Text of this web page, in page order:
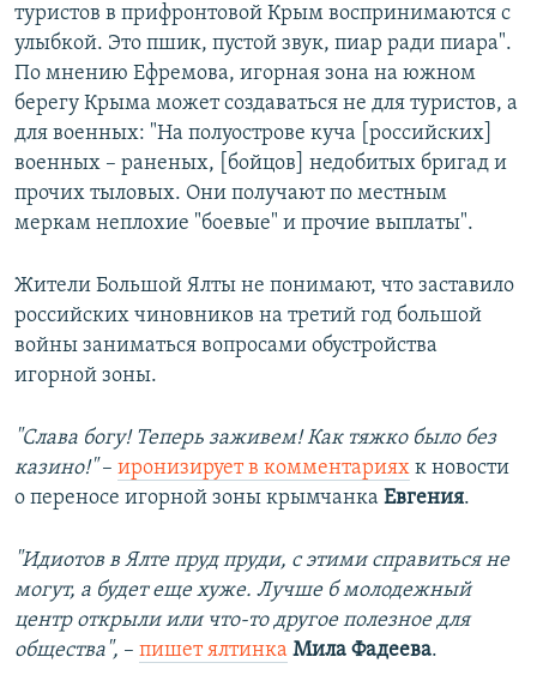
туристов в прифронтовой Крым воспринимаются с
улыбкой. Это пшик, пустой звук, пиар ради пиара".
По мнению Ефремова, игорная зона на южном
берегу Крыма может создаваться не для туристов, а
для военных: "На полуострове куча [российских]
военных – раненых, [бойцов] недобитых бригад и
прочих тыловых. Они получают по местным
меркам неплохие "боевые" и прочие выплаты".
Жители Большой Ялты не понимают, что заставило
российских чиновников на третий год большой
войны заниматься вопросами обустройства
игорной зоны.
"Слава богу! Теперь заживем! Как тяжко было без
казино!"– иронизирует в комментариях к новости
о переносе игорной зоны крымчанка Евгения.
"Идиотов в Ялте пруд пруди, с этими справиться не
могут, а будет еще хуже. Лучше б молодежный
центр открыли или что-то другое полезное для
общества", – пишет ялтинка Мила Фадеева.